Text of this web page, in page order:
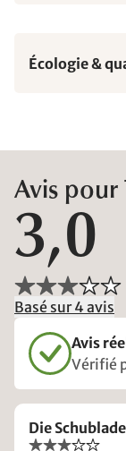
Écologie &
Avis pour
3,0
Basé sur 4 avis
Avis
Vérifié
Die